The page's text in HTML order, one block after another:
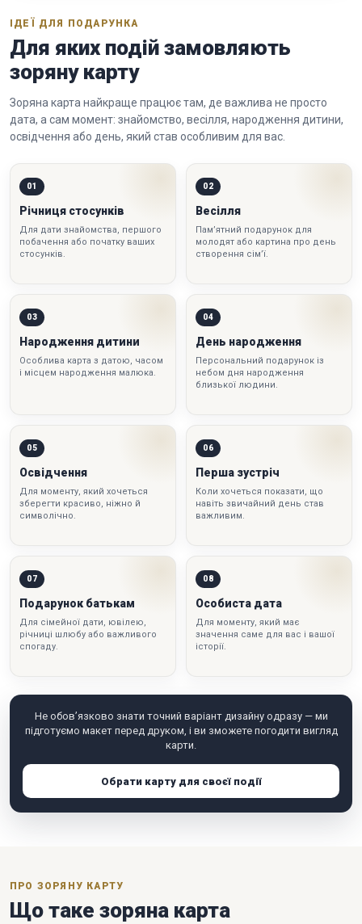
ІДЕЇ ДЛЯ ПОДАРУНКА
Для яких подій замовляють
зоряну карту
Зоряна карта найкраще працює там, де важлива не просто
дата, а сам момент: знайомство, весілля, народження дитини,
освідчення або день, який став особливим для вас.
01
Річниця стосунків
Для дати знайомства, першого
побачення або початку ваших
стосунків.
02
Весілля
Пам’ятний подарунок для
молодят або картина про день
створення сім’ї.
03
Народження дитини
Особлива карта з датою, часом
і місцем народження малюка.
04
День народження
Персональний подарунок із
небом дня народження
близької людини.
05
Освідчення
Для моменту, який хочеться
зберегти красиво, ніжно й
символічно.
06
Перша зустріч
Коли хочеться показати, що
навіть звичайний день став
важливим.
07
Подарунок батькам
Для сімейної дати, ювілею,
річниці шлюбу або важливого
спогаду.
08
Особиста дата
Для моменту, який має
значення саме для вас і вашої
історії.
Не обов’язково знати точний варіант дизайну одразу — ми
підготуємо макет перед друком, і ви зможете погодити вигляд
карти.
Обрати карту для своєї події
ПРО ЗОРЯНУ КАРТУ
Що таке зоряна карта